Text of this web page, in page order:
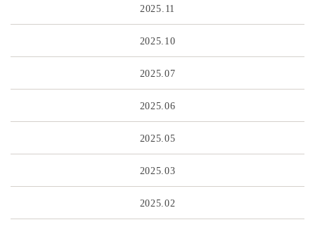
2025.11
2025.10
2025.07
2025.06
2025.05
2025.03
2025.02